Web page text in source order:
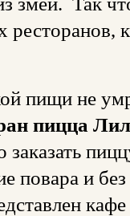
ресторанов,
пищи не
пицца
повара и
кафе